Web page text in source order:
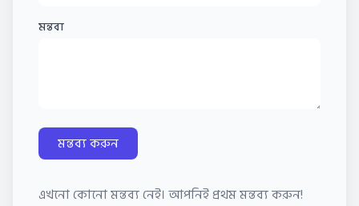
মন্তব্য
মন্তব্য করুন
এখনো কোনো মন্তব্য নেই। আপনিই প্রথম মন্তব্য করুন!